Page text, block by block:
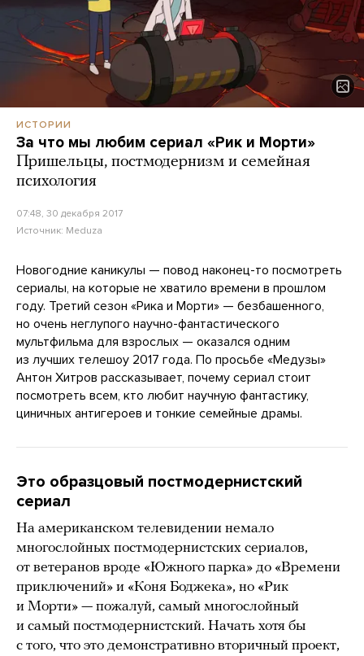
ИСТОРИИ
За что мы любим сериал «Рик и Морти»
Пришельцы, постмодернизм и семейная
психология
07:48, 30 декабря 2017
Источник: Meduza
Новогодние каникулы — повод наконец-то посмотреть
сериалы, на которые не хватило времени в прошлом
году. Третий сезон «Рика и Морти» — безбашенного,
но очень неглупого научно-фантастического
мультфильма для взрослых — оказался одним
из лучших телешоу 2017 года. По просьбе «Медузы»
Антон Хитров рассказывает, почему сериал стоит
посмотреть всем, кто любит научную фантастику,
циничных антигероев и тонкие семейные драмы.
Это образцовый постмодернистский
сериал
На американском телевидении немало
многослойных постмодернистских сериалов,
от ветеранов вроде «Южного парка» до «Времени
приключений» и «Коня Боджека», но «Рик
и Морти» — пожалуй, самый многослойный
и самый постмодернистский. Начать хотя бы
с того, что это демонстративно вторичный проект,